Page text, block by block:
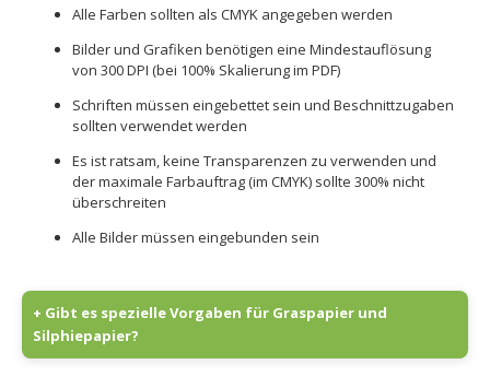
Alle Farben sollten als CMYK angegeben werden
Bilder und Grafiken benötigen eine Mindestauflösung
von 300 DPI (bei 100% Skalierung im PDF)
Schriften müssen eingebettet sein und Beschnittzugaben
sollten verwendet werden
Es ist ratsam, keine Transparenzen zu verwenden und
der maximale Farbauftrag (im CMYK) sollte 300% nicht
überschreiten
Alle Bilder müssen eingebunden sein
+ Gibt es spezielle Vorgaben für Graspapier und
Silphiepapier?